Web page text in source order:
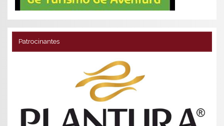
Patrocinantes